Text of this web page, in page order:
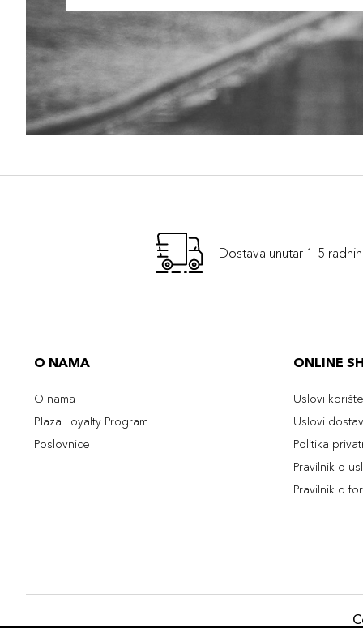
Dostava unutar 1-5
O NAMA
O nama
Plaza Loyalty Program
Poslovnice
ONLINE
Uslovi
Uslovi
Politika
Pravilnik o
Pravilnik o